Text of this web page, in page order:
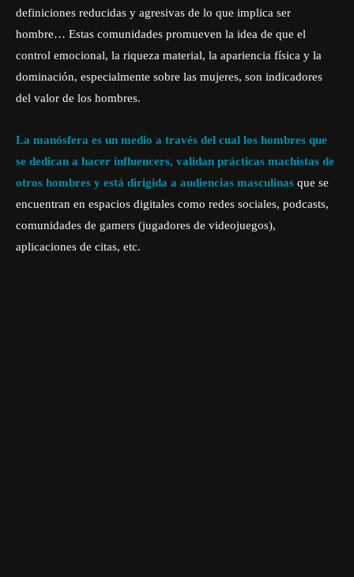
definiciones reducidas y agresivas de lo que implica ser
hombre… Estas comunidades promueven la idea de que el
control emocional, la riqueza material, la apariencia física y la
dominación, especialmente sobre las mujeres, son indicadores
del valor de los hombres.
La manósfera es un medio a través del cual los hombres que
se dedican a hacer influencers, validan prácticas machistas de
otros hombres y está dirigida a audiencias masculinas que se
encuentran en espacios digitales como redes sociales, podcasts,
comunidades de gamers (jugadores de videojuegos),
aplicaciones de citas, etc.